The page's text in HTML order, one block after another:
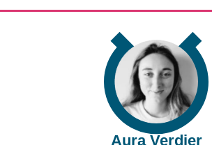
Aura Verdier